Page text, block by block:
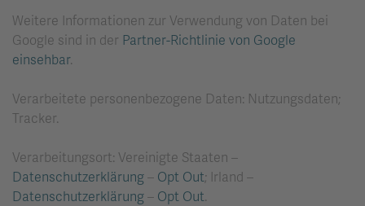
Weitere Informationen zur Verwendung von Daten bei
Google sind in der Partner-Richtlinie von Google
einsehbar.
Verarbeitete personenbezogene Daten: Nutzungsdaten;
Tracker.
Verarbeitungsort: Vereinigte Staaten –
Datenschutzerklärung – Opt Out; Irland –
Datenschutzerklärung – Opt Out.